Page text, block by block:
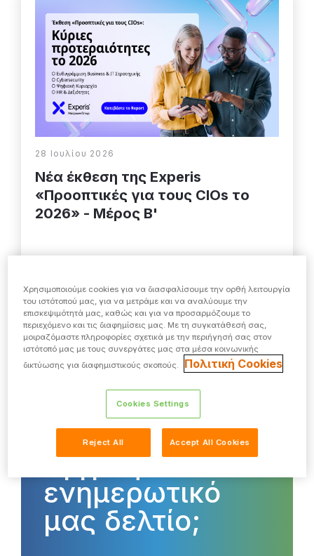
28 Ιουλίου 2026
Νέα έκθεση της Experis
«Προοπτικές για τους CIOs το
2026» - Μέρος Β'
ΔΙΑΒΆΣΤΕ ΠΕΡΙΣΣΌΤΕΡΑ
Θέλετε να
εγγραφείτε στο
ενημερωτικό
μας δελτίο;
Χρησιμοποιούμε cookies για να διασφαλίσουμε την ορθή λειτουργία
του ιστότοπού μας, για να μετράμε και να αναλύουμε την
επισκεψιμότητά μας, καθώς και για να προσαρμόζουμε το
περιεχόμενο και τις διαφημίσεις μας. Με τη συγκατάθεσή σας,
μοιραζόμαστε πληροφορίες σχετικά με την περιήγησή σας στον
ιστότοπό μας με τους συνεργάτες μας στα μέσα κοινωνικής
δικτύωσης για διαφημιστικούς σκοπούς.
Πολιτική Cookies
Cookies Settings
Reject All Accept All Cookies